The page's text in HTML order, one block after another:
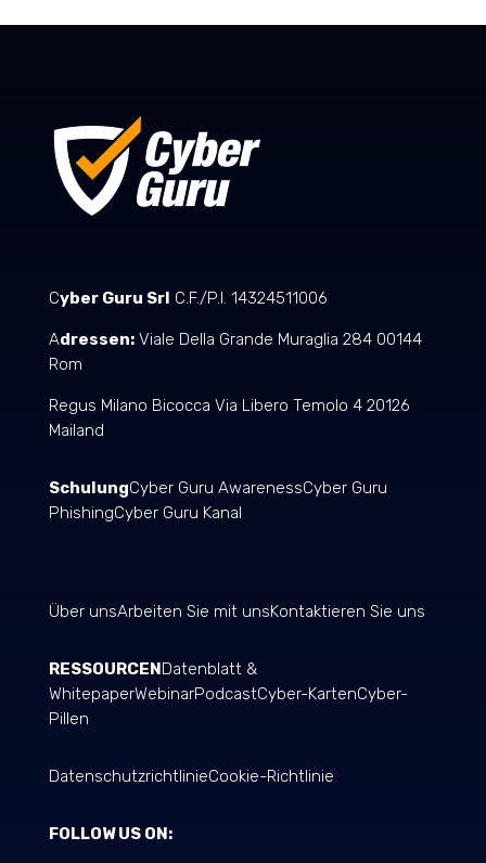
Cyber Guru Srl C.F./P.I. 14324511006
Adressen:Viale Della Grande Muraglia 284 00144
Rom
Regus Milano Bicocca Via Libero Temolo 4 20126
Mailand
SchulungCyber Guru AwarenessCyber Guru
PhishingCyber Guru Kanal
Über unsArbeiten Sie mit unsKontaktieren Sie uns
RESSOURCENDatenblatt &
WhitepaperWebinarPodcastCyber-KartenCyber-
Pillen
DatenschutzrichtlinieCookie-Richtlinie
FOLLOW US ON: